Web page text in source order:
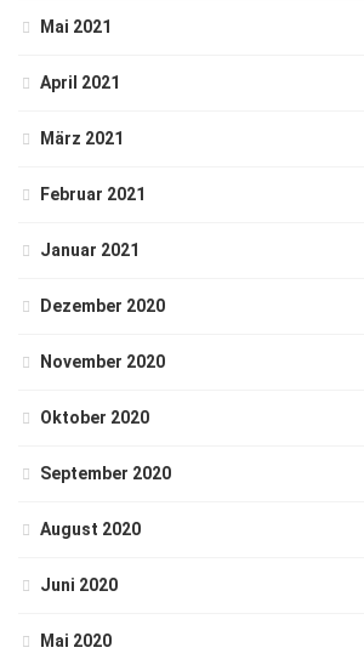
Mai 2021
April 2021
März 2021
Februar 2021
Januar 2021
Dezember 2020
November 2020
Oktober 2020
September 2020
August 2020
Juni 2020
Mai 2020